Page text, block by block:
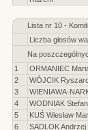
Lista nr 10 -
Liczba głosów
Na
1
ORMANIEC
2
WÓJCIK
3
WIENIAWA-
4
WODNIAK
5
KUŚ Wiesław
6
SADLOK Andrzej